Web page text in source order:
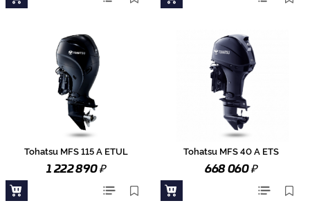
Tohatsu MFS 115 A ETUL
1 222 890₽
Tohatsu MFS 40 A ETS
668 060₽